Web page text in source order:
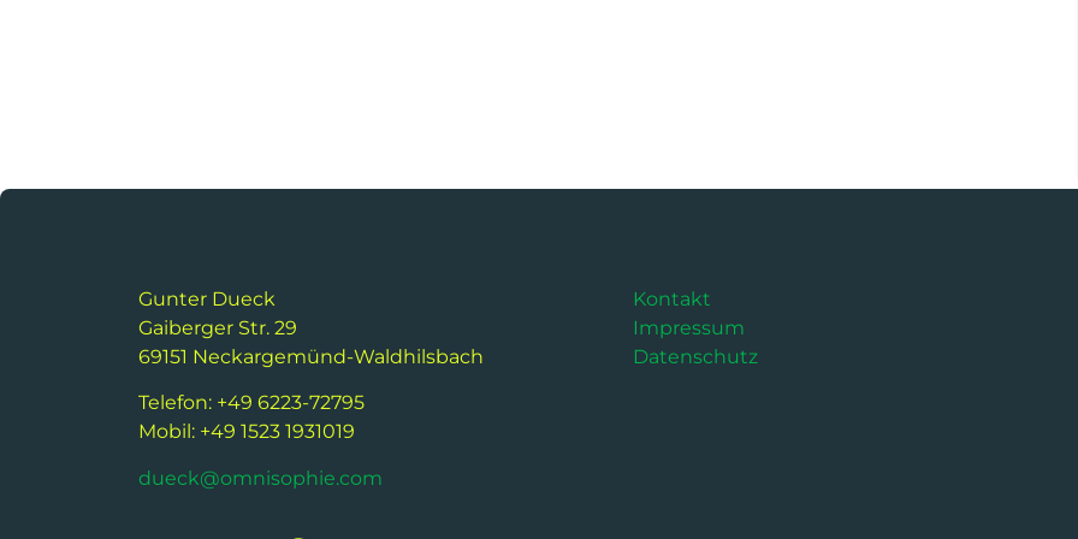
Gunter Dueck
Gaiberger Str. 29
69151 Neckargemünd-Waldhilsbach
Telefon: +49 6223-72795
Mobil: +49 1523 1931019
dueck@omnisophie.com
Kontakt
Impressum
Datenschutz